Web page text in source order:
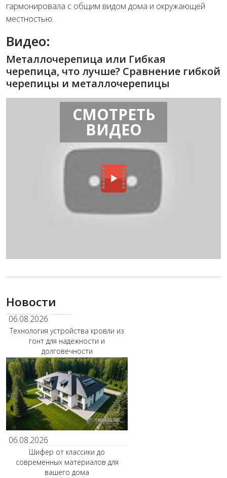
гармонировала с общим видом дома и окружающей
местностью.
Видео:
Металлочерепица или Гибкая
черепица, что лучше? Сравнение гибкой
черепицы и металлочерепицы
СМОТРЕТЬ
ВИДЕО
Новости
06.08.2026
Технология устройства кровли из
гонт для надежности и
долговечности
06.08.2026
Шифер от классики до
современных материалов для
вашего дома